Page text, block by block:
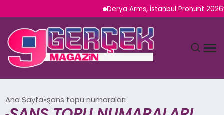
Derya Arms, İstanbul Prohunt
Ana Sayfa şans topu numaraları